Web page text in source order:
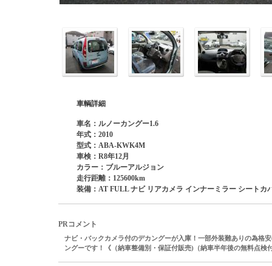
車輌詳細
車名：ルノーカングー1.6
年式：2010
型式：ABA-KWK4M
車検：R8年12月
カラー：ブルーアルジョン
走行距離：125600km
装備：AT FULL ナビ リアカメラ インナーミラー シートカ
PRコメント
ナビ・バックカメラ付のデカングーが入庫！一部外装難ありの為格
ングーです！《（納車整備別・保証付販売)（納車半年後の無料点検